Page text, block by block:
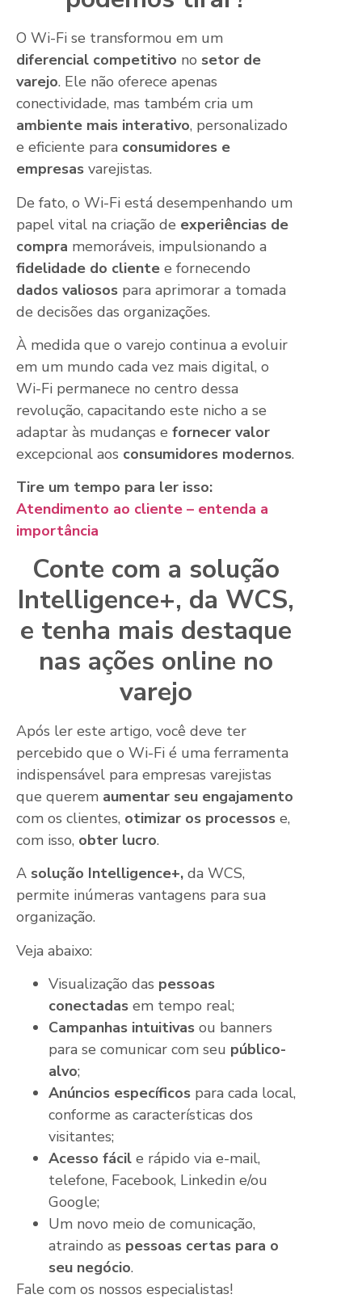
O Wi-Fi se transformou em um
diferencial competitivo no setor de
varejo. Ele não oferece apenas
conectividade, mas também cria um
ambiente mais interativo, personalizado
e eficiente para consumidores e
empresas varejistas.
De fato, o Wi-Fi está desempenhando um
papel vital na criação de experiências de
compra memoráveis, impulsionando a
fidelidade do cliente e fornecendo
dados valiosos para aprimorar a tomada
de decisões das organizações.
À medida que o varejo continua a evoluir
em um mundo cada vez mais digital, o
Wi-Fi permanece no centro dessa
revolução, capacitando este nicho a se
adaptar às mudanças e fornecer valor
excepcional aos consumidores modernos.
Tire um tempo para ler isso:
Atendimento ao cliente – entenda a
importância
Conte com a solução
Intelligence+, da WCS,
e tenha mais destaque
nas ações online no
varejo
Após ler este artigo, você deve ter
percebido que o Wi-Fi é uma ferramenta
indispensável para empresas varejistas
que querem aumentar seu engajamento
com os clientes, otimizar os processos e,
com isso, obter lucro.
A solução Intelligence+, da WCS,
permite inúmeras vantagens para sua
organização.
Veja abaixo:
Visualização das pessoas
conectadas em tempo real;
Campanhas intuitivas ou banners
para se comunicar com seu público-
alvo;
Anúncios específicos para cada local,
conforme as características dos
visitantes;
Acesso fácil e rápido via e-mail,
telefone, Facebook, Linkedin e/ou
Google;
Um novo meio de comunicação,
atraindo as pessoas certas para o
seu negócio.
Fale com os nossos especialistas!